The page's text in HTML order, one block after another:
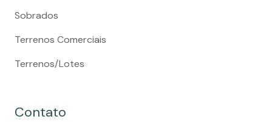
Sobrados
Terrenos Comerciais
Terrenos/Lotes
Contato